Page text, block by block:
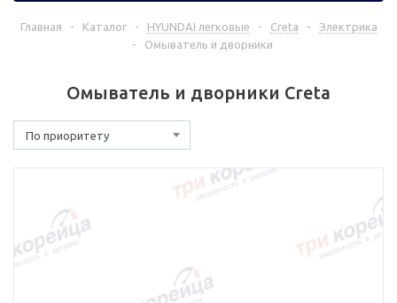
Главная - Каталог - HYUNDAI легковые - Creta -
Электрика
-
Омыватель и дворники
Омыватель и дворники Creta
По приоритету